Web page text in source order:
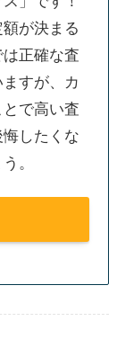
が決まる
正確な査
すが、カ
で高い査
したくな
。